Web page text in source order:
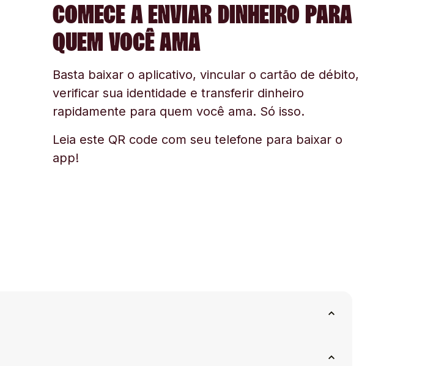
COMECE A ENVIAR DINHEIRO PARA
QUEM VOCÊ AMA
Basta baixar o aplicativo, vincular o cartão de débito,
verificar sua identidade e transferir dinheiro
rapidamente para quem você ama. Só isso.
Leia este QR code com seu telefone para baixar o
app!